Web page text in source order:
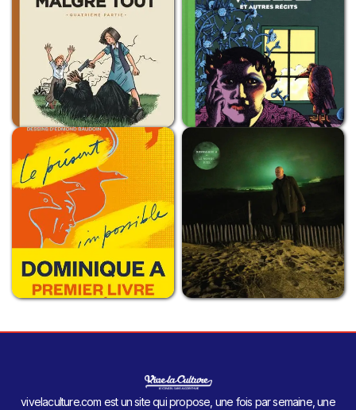
vivelaculture.com est un site qui propose, une fois par semaine, une